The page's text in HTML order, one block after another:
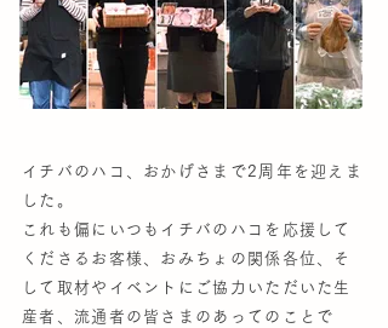
イチバのハコ、おかげさまで2周年を迎えま
した。
これも偏にいつもイチバのハコを応援して
くださるお客様、おみちょの関係各位、そ
して取材やイベントにご協力いただいた生
産者、流通者の皆さまのあってのことで